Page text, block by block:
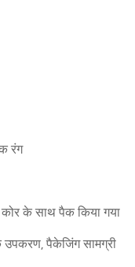
रंग
के साथ पैक किया गया
उपकरण, पैकेजिंग सामग्री